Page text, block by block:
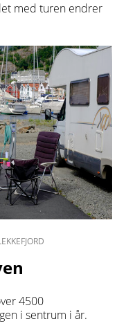
med turen endrer
4500
i sentrum i år.